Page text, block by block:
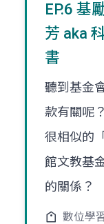
EP.6 基
芳 aka
書
聽到基金
款有關呢
很相似的
館文教基
的關係？
數位學